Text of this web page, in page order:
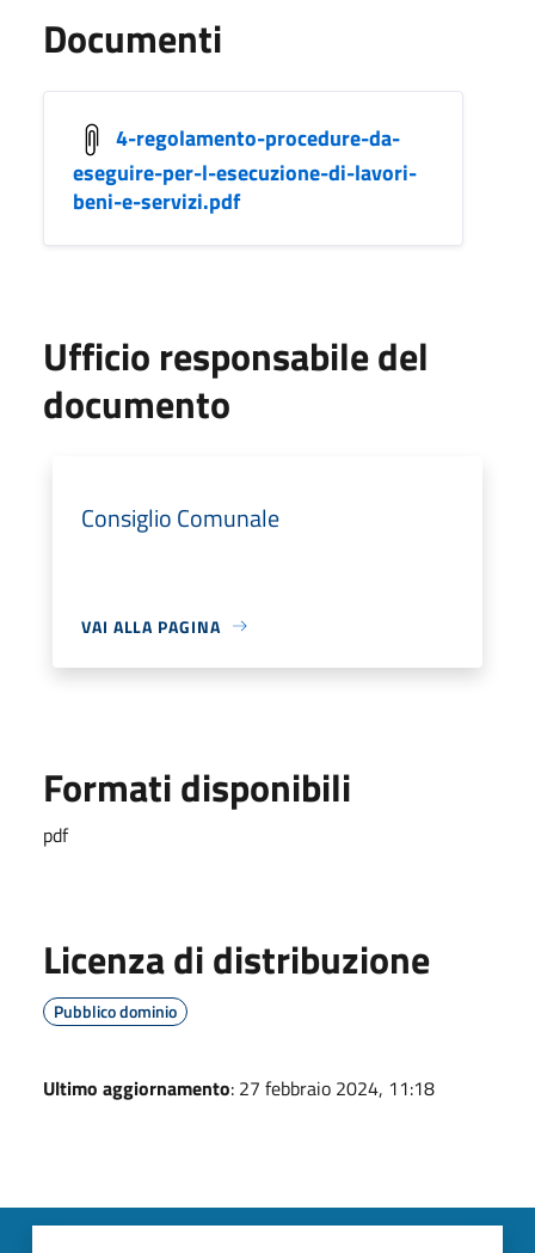
Documenti
4-regolamento-procedure-da-
eseguire-per-l-esecuzione-di-lavori-
beni-e-servizi.pdf
Ufficio responsabile del
documento
Consiglio Comunale
VAI ALLA PAGINA
Formati disponibili
pdf
Licenza di distribuzione
Pubblico dominio
Ultimo aggiornamento: 27 febbraio 2024, 11:18